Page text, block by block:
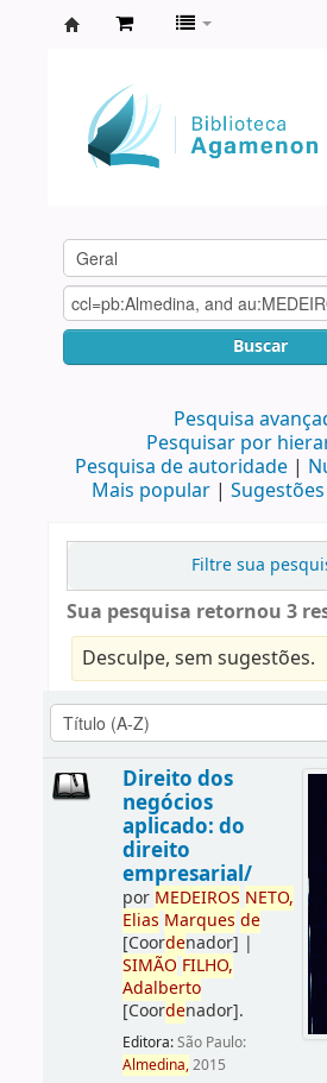
Agamenon
Magalhães
Buscar
Pesquisa
Pesquisar por
Pesquisa de autoridade
Mais popular
Filtre sua
Sua pesquisa retornou 3
Desculpe, sem sugestões.
Direito dos
negócios
aplicado: do
direito
empresarial/
por MEDEIROS NETO,
Elias Marques de
[Coordenador] |
SIMÃO FILHO,
Adalberto
[Coordenador].
Editora:São Paulo:
Almedina,2015